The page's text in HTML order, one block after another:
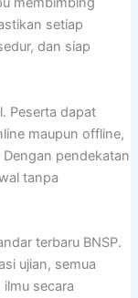
setiap
dan siap
Peserta dapat
maupun offline,
pendekatan
tanpa
terbaru BNSP.
ujian, semua
secara